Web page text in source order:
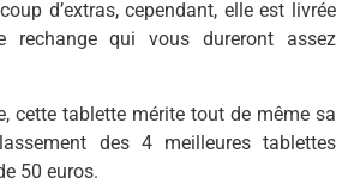
d’extras, cependant, elle est livrée
rechange qui vous dureront assez
cette tablette mérite tout de même sa
des 4 meilleures tablettes
50 euros.